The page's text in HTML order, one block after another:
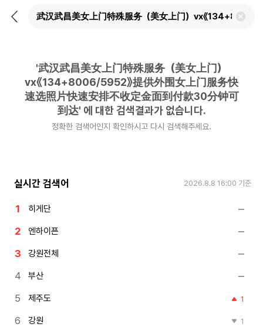
뒤
검
'武汉武昌美女上门特殊服务（美女上门）
vx《134+8006/5952》提供外围女上门服务快
速选照片快速安排不收定金面到付款30分钟可
到达' 에 대한 검색결과가 없습니다.
정확한 검색어인지 확인하시고 다시 검색해주세요.
실시간 검색어 2026.8.8 16:00 기준
히게단
엔하이픈
강원전체
부산
제주도 1
강원 1